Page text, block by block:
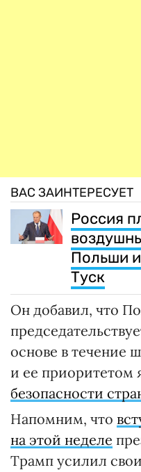
ВАС ЗАИНТЕРЕСУЕТ
Россия
Польши и
Туск
Он добавил, что
основе в течение
и ее приоритетом
безопасности
Напомним, что
на этой неделе
Трамп усилил